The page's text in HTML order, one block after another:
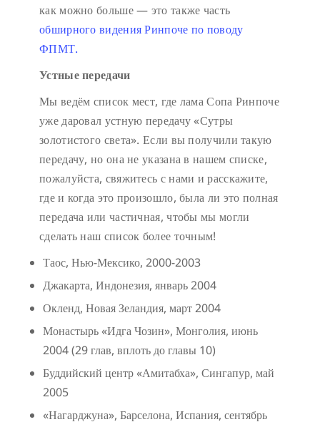
как можно больше — это также часть
обширного видения Ринпоче по поводу
ФПМТ.
Устные передачи
Мы ведём список мест, где лама Сопа Ринпоче
уже даровал устную передачу «Сутры
золотистого света». Если вы получили такую
передачу, но она не указана в нашем списке,
пожалуйста, свяжитесь с нами и расскажите,
где и когда это произошло, была ли это полная
передача или частичная, чтобы мы могли
сделать наш список более точным!
Таос, Нью-Мексико, 2000-2003
Джакарта, Индонезия, январь 2004
Окленд, Новая Зеландия, март 2004
Монастырь «Идга Чозин», Монголия, июнь
2004 (29 глав, вплоть до главы 10)
Буддийский центр «Амитабха», Сингапур, май
2005
«Нагарджуна», Барселона, Испания, сентябрь